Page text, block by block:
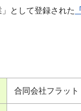
」として登録された
合同会社フラット